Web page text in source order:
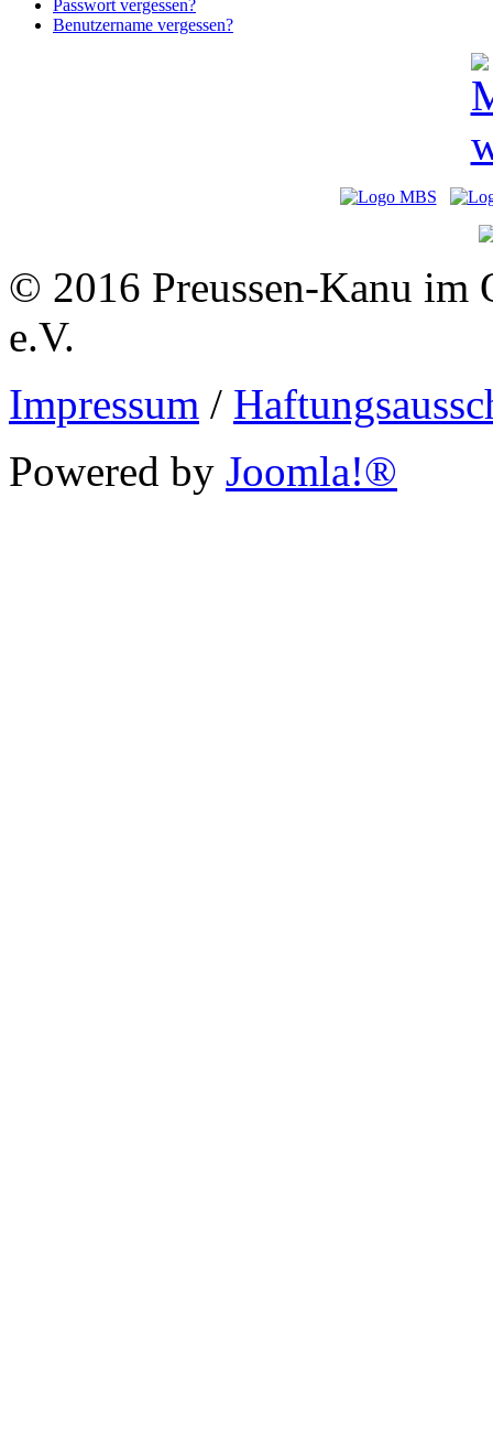
Passwort vergessen?
Benutzername vergessen?
© 2016 Preussen-Kanu im
e.V.
Impressum /
Powered by Joomla!®